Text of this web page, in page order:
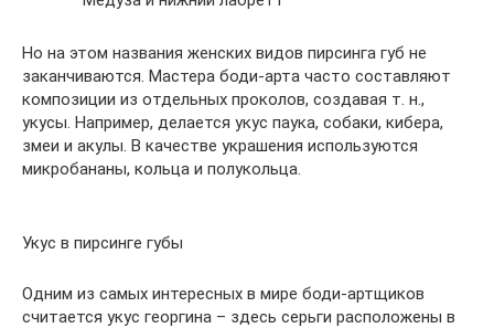
Но на этом названия женских видов пирсинга губ не
заканчиваются. Мастера боди-арта часто составляют
композиции из отдельных проколов, создавая т. н.,
укусы. Например, делается укус паука, собаки, кибера,
змеи и акулы. В качестве украшения используются
микробананы, кольца и полукольца.
Укус в пирсинге губы
Одним из самых интересных в мире боди-артщиков
считается укус георгина – здесь серьги расположены в